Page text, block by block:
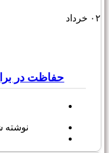
۰۲ خرداد
حفاظت در